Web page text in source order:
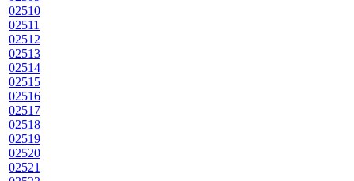
02510
02511
02512
02513
02514
02515
02516
02517
02518
02519
02520
02521